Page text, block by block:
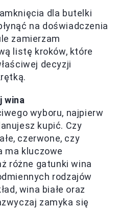
dla butelki
na doświadczenia
zamierzam
listę kroków, które
decyzji
wina
wyboru, najpierw
kupić. Czy
czerwone, czy
ma kluczowe
różne gatunki wina
rodzajów
wina białe oraz
zamyka się